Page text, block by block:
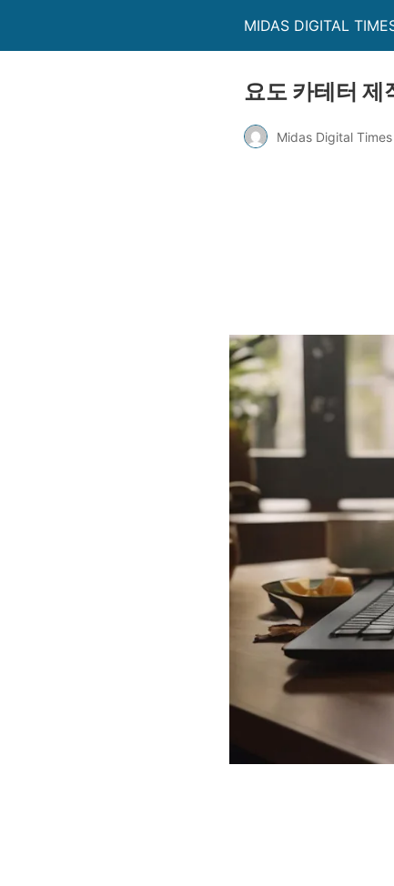
MIDAS DIGITAL
요도 카테터 제
Midas Digital Times